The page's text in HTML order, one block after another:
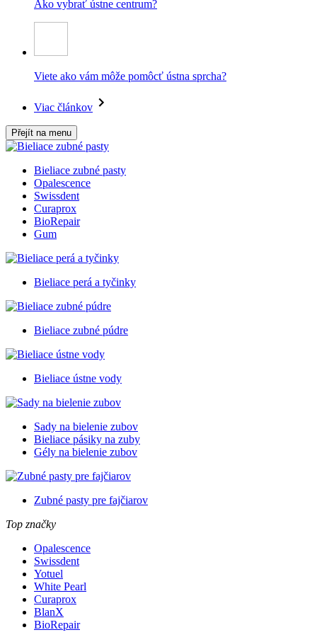
Ako vybrať ústne centrum?
Viete ako vám môže pomôcť ústna sprcha?
Viac článkov
Přejít na menu
Bieliace zubné pasty
Opalescence
Swissdent
Curaprox
BioRepair
Gum
Bieliace perá a tyčinky
Bieliace zubné púdre
Bieliace ústne vody
Sady na bielenie zubov
Bieliace pásiky na zuby
Gély na bielenie zubov
Zubné pasty pre fajčiarov
Top značky
Opalescence
Swissdent
Yotuel
White Pearl
Curaprox
BlanX
BioRepair